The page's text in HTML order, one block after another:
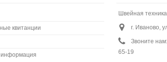
квитанции
Швейная техника
г. Иваново,
Звоните нам:
65-19